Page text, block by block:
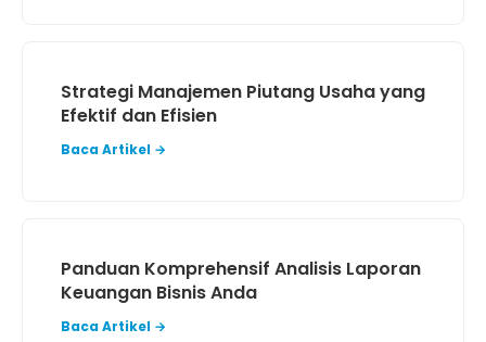
Strategi Manajemen Piutang Usaha yang
Efektif dan Efisien
Baca Artikel →
Panduan Komprehensif Analisis Laporan
Keuangan Bisnis Anda
Baca Artikel →